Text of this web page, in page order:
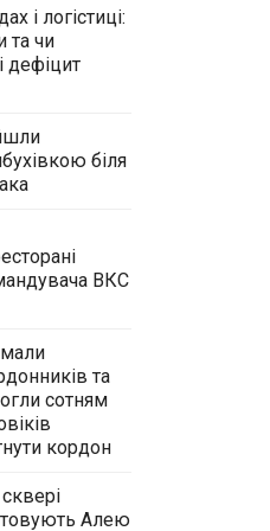
і логістиці:
та чи
дефіцит
біля
ВКС
та
сотням
кордон
Алею